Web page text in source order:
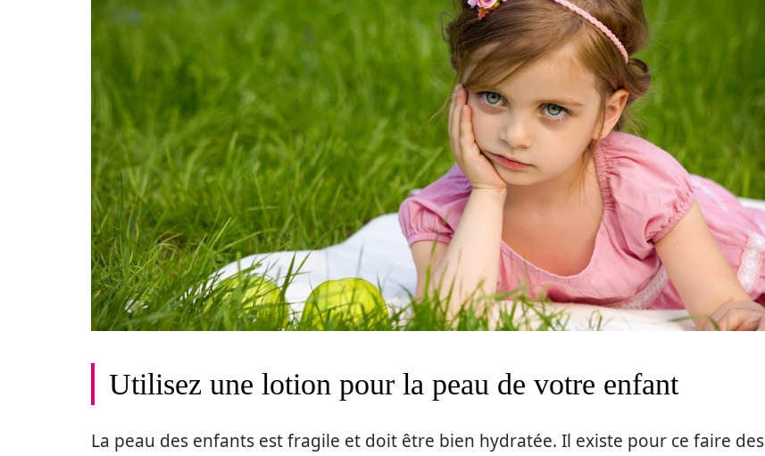
Utilisez une lotion pour la peau de votre enfant
La peau des enfants est fragile et doit être bien hydratée. Il existe pour ce faire des